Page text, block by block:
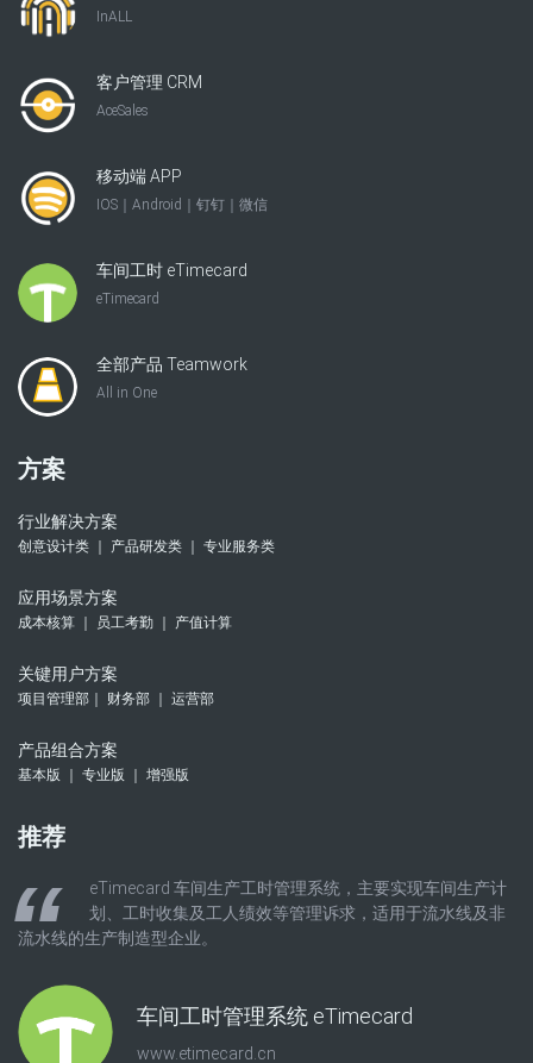
InALL
客户管理 CRM
AceSales
移动端 APP
IOS｜Android｜钉钉｜微信
车间工时 eTimecard
eTimecard
全部产品 Teamwork
All in One
方案
行业解决方案
创意设计类 ｜ 产品研发类 ｜ 专业服务类
应用场景方案
成本核算 ｜ 员工考勤 ｜ 产值计算
关键用户方案
项目管理部｜ 财务部 ｜ 运营部
产品组合方案
基本版 ｜ 专业版 ｜ 增强版
推荐
eTimecard 车间生产工时管理系统，主要实现车间生产计
划、工时收集及工人绩效等管理诉求，适用于流水线及非
流水线的生产制造型企业。
车间工时管理系统 eTimecard
www.etimecard.cn